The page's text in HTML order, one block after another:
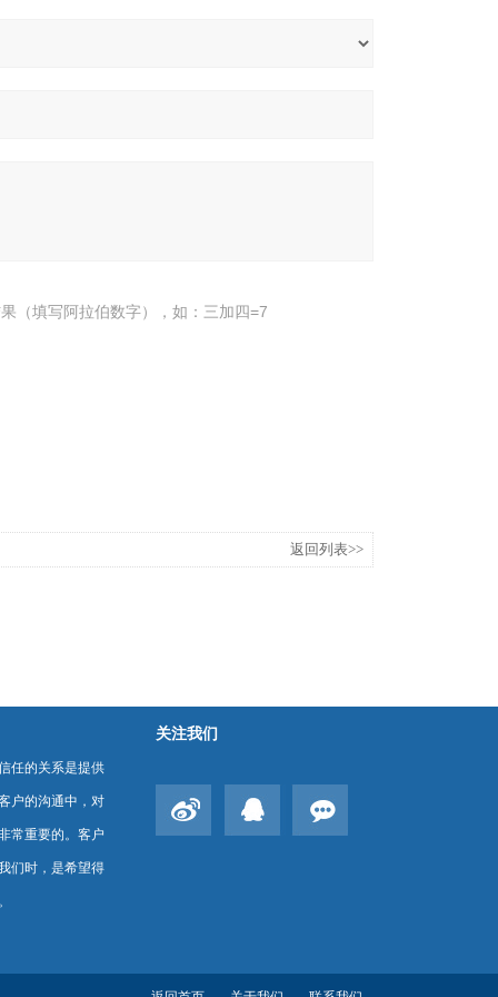
（填写阿拉伯数字），如：三加四=7
返回列表>>
任的关系是提供
户的沟通中，对
常重要的。客户
们时，是希望得
关注我们